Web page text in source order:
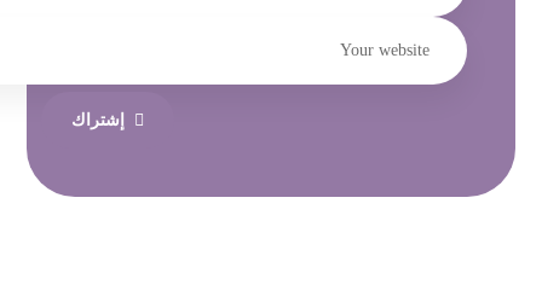
إشتراك